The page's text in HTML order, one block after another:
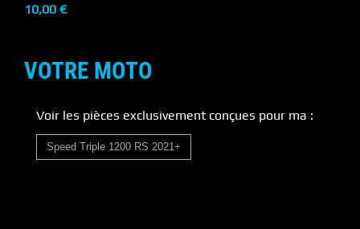
10,00 €
VOTRE MOTO
Voir les pièces exclusivement conçues pour ma :
Speed Triple 1200 RS 2021+